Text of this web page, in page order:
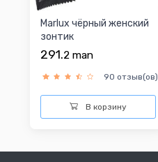
Marlux чёрный женский
зонтик
291.2 man
90 отзыв(ов)
В корзину